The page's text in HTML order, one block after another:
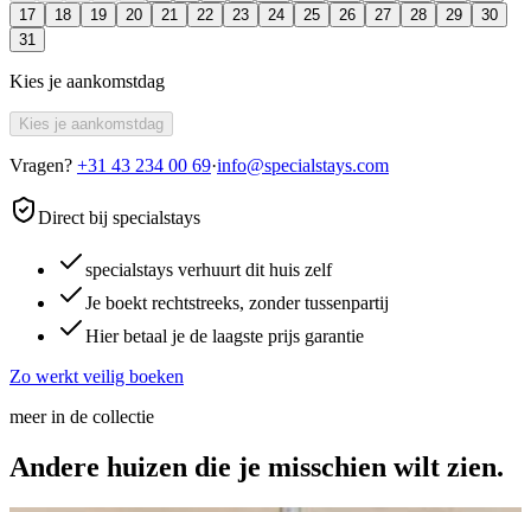
17
18 19 20 21 22 23 24 25 26 27 28 29
30
31
Kies je aankomstdag
Kies je aankomstdag
Vragen? +31 43 234 00 69·info@specialstays.com
Direct bij specialstays
specialstays verhuurt dit huis zelf
Je boekt rechtstreeks, zonder tussenpartij
Hier betaal je de laagste prijs garantie
Zo werkt veilig boeken
meer in de collectie
Andere huizen die je misschien wilt zien.